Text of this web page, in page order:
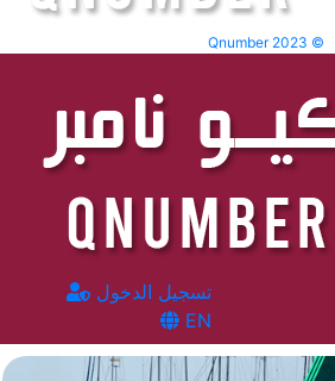
Qnumber 2023 ©
تسجيل الدخول
EN